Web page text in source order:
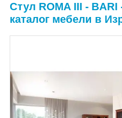
Стул ROMA III -
каталог мебели в